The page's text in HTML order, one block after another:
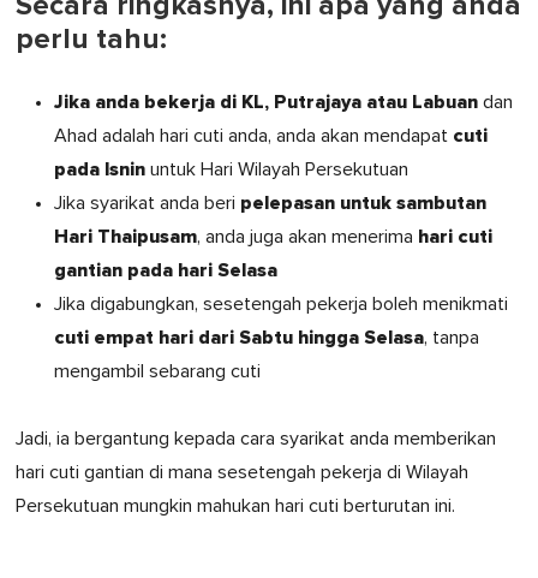
perlu tahu:
Jika anda bekerja di KL, Putrajaya atau Labuan dan
Ahad adalah hari cuti anda, anda akan mendapat cuti
pada Isnin untuk Hari Wilayah Persekutuan
Jika syarikat anda beri pelepasan untuk sambutan
Hari Thaipusam, anda juga akan menerima hari cuti
gantian pada hari Selasa
Jika digabungkan, sesetengah pekerja boleh menikmati
cuti empat hari dari Sabtu hingga Selasa, tanpa
mengambil sebarang cuti
Jadi, ia bergantung kepada cara syarikat anda memberikan
hari cuti gantian di mana sesetengah pekerja di Wilayah
Persekutuan mungkin mahukan hari cuti berturutan ini.